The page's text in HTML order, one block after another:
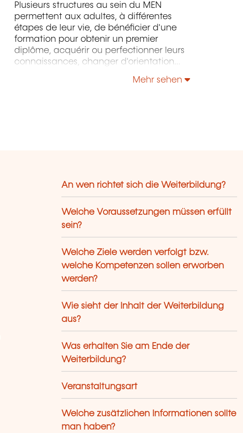
Plusieurs structures au sein du MEN
permettent aux adultes, à différentes
étapes de leur vie, de bénéficier d'une
formation pour obtenir un premier
diplôme, acquérir ou perfectionner leurs
connaissances, changer d'orientation
technologies, enrichir leur culture
Mehr sehen
An wen richtet sich die Weiterbildung?
Welche Voraussetzungen müssen erfüllt
sein?
Welche Ziele werden verfolgt bzw.
welche Kompetenzen sollen erworben
werden?
Wie sieht der Inhalt der Weiterbildung
aus?
Was erhalten Sie am Ende der
Weiterbildung?
Veranstaltungsart
Welche zusätzlichen Informationen sollte
man haben?